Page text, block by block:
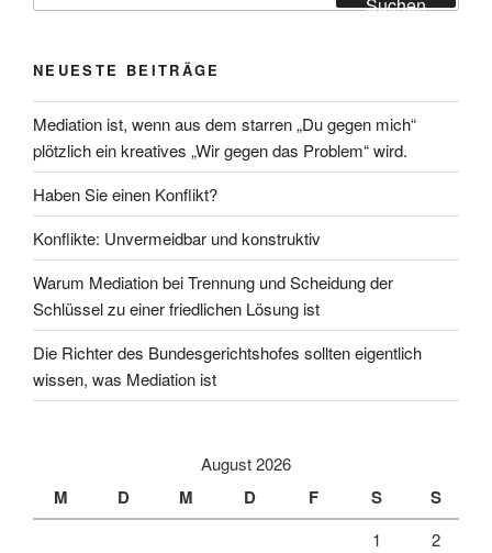
NEUESTE BEITRÄGE
Mediation ist, wenn aus dem starren „Du gegen mich“
plötzlich ein kreatives „Wir gegen das Problem“ wird.
Haben Sie einen Konflikt?
Konflikte: Unvermeidbar und konstruktiv
Warum Mediation bei Trennung und Scheidung der
Schlüssel zu einer friedlichen Lösung ist
Die Richter des Bundesgerichtshofes sollten eigentlich
wissen, was Mediation ist
August 2026
M D M D F S S
1
2